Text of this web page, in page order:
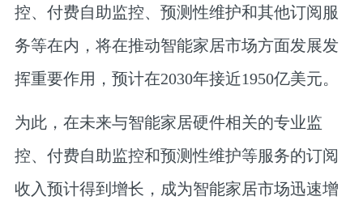
控、付费自助监控、预测性维护和其他订阅服
务等在内，将在推动智能家居市场方面发展发
挥重要作用，预计在2030年接近1950亿美元。
为此，在未来与智能家居硬件相关的专业监
控、付费自助监控和预测性维护等服务的订阅
收入预计得到增长，成为智能家居市场迅速增